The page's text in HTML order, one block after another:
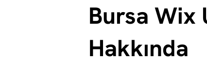
Bursa Wix
Hakkında